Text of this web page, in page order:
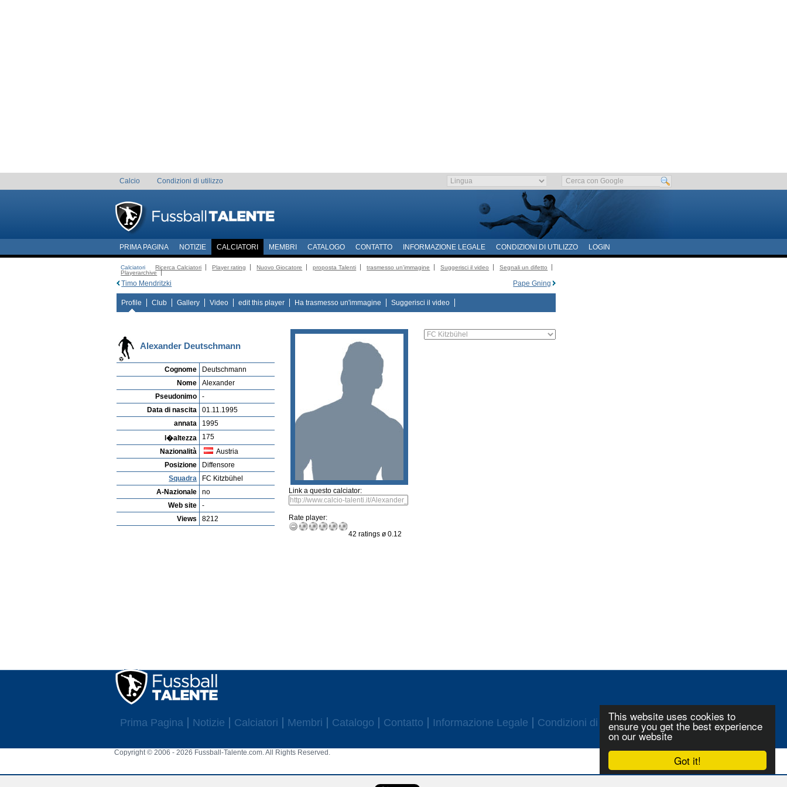
Got it!
This website uses cookies to
ensure you get the best experience
on our website
Calcio Condizioni di utilizzo
PRIMA PAGINA NOTIZIE CALCIATORI MEMBRI CATALOGO CONTATTO INFORMAZIONE LEGALE CONDIZIONI DI UTILIZZO LOGIN
Calciatori Ricerca Calciatori Player rating Nuovo Giocatore proposta Talenti trasmesso un'immagine Suggerisci il video
Segnali un difetto
Playerarchive
Pape Gning
Timo Mendritzki
Profile Club Gallery Video edit this player Ha trasmesso un'immagine Suggerisci il video
Alexander Deutschmann
Cognome
Deutschmann
Nome
Alexander
Pseudonimo
-
Data di nascita
01.11.1995
annata
1995
l�altezza
175
Nazionalità
Austria
Posizione
Diffensore
Squadra
FC Kitzbühel
A-Nazionale
no
Web site
-
Views
8212
Link a questo calciator:
Rate player:
42 ratings ø 0.12
Prima Pagina Notizie Calciatori Membri Catalogo Contatto Informazione Legale Condizioni di utilizzo Login
Copyright © 2006 - 2026 Fussball-Talente.com. All Rights Reserved.